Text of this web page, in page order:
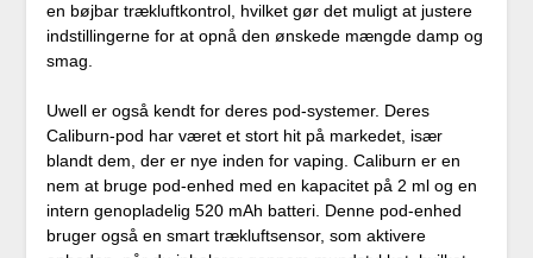
en bøjbar trækluftkontrol, hvilket gør det muligt at justere
indstillingerne for at opnå den ønskede mængde damp og
smag.
Uwell er også kendt for deres pod-systemer. Deres
Caliburn-pod har været et stort hit på markedet, især
blandt dem, der er nye inden for vaping. Caliburn er en
nem at bruge pod-enhed med en kapacitet på 2 ml og en
intern genopladelig 520 mAh batteri. Denne pod-enhed
bruger også en smart trækluftsensor, som aktivere